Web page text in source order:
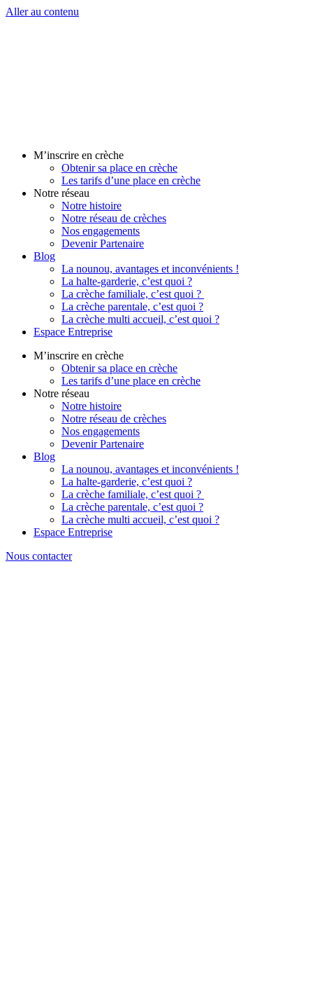
Aller au contenu
M’inscrire en crèche
Obtenir sa place en crèche
Les tarifs d’une place en crèche
Notre réseau
Notre histoire
Notre réseau de crèches
Nos engagements
Devenir Partenaire
Blog
La nounou, avantages et inconvénients !
La halte-garderie, c’est quoi ?
La crèche familiale, c’est quoi ?
La crèche parentale, c’est quoi ?
La crèche multi accueil, c’est quoi ?
Espace Entreprise
M’inscrire en crèche
Obtenir sa place en crèche
Les tarifs d’une place en crèche
Notre réseau
Notre histoire
Notre réseau de crèches
Nos engagements
Devenir Partenaire
Blog
La nounou, avantages et inconvénients !
La halte-garderie, c’est quoi ?
La crèche familiale, c’est quoi ?
La crèche parentale, c’est quoi ?
La crèche multi accueil, c’est quoi ?
Espace Entreprise
Nous contacter